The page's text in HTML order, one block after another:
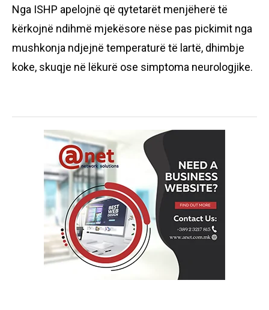
Nga ISHP apelojnë që qytetarët menjëherë të
kërkojnë ndihmë mjekësore nëse pas pickimit nga
mushkonja ndjejnë temperaturë të lartë, dhimbje
koke, skuqje në lëkurë ose simptoma neurologjike.